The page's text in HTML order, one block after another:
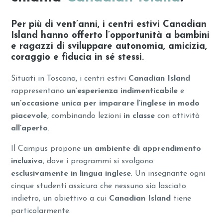
Per più di vent’anni, i centri estivi Canadian
Island hanno offerto l’opportunità a bambini
e ragazzi di sviluppare autonomia, amicizia,
coraggio e fiducia in sé stessi.
Situati in Toscana, i centri estivi Canadian Island
rappresentano un’esperienza indimenticabile e
un’occasione unica per imparare l’inglese in modo
piacevole, combinando lezioni in classe con attività
all’aperto.
Il Campus propone un ambiente di apprendimento
inclusivo, dove i programmi si svolgono
esclusivamente in lingua inglese. Un insegnante ogni
cinque studenti assicura che nessuno sia lasciato
indietro, un obiettivo a cui Canadian Island tiene
particolarmente.